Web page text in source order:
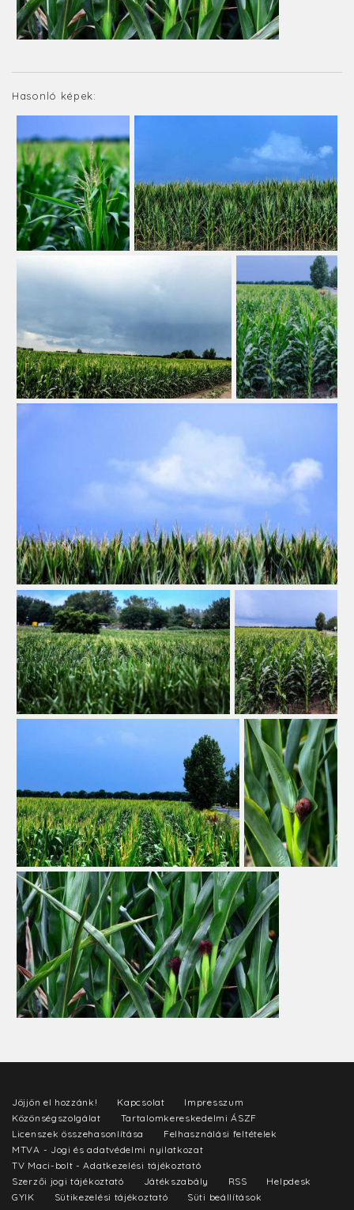
Hasonló képek:
Jöjjön el hozzánk! Kapcsolat
Impresszum
Közönségszolgálat
Tartalomkereskedelmi ÁSZF
Licenszek összehasonlítása
Felhasználási feltételek
MTVA - Jogi és adatvédelmi nyilatkozat
TV Maci-bolt - Adatkezelési tájékoztató
Szerzői jogi tájékoztató
Játékszabály RSS
Helpdesk
GYIK
Sütikezelési tájékoztató Süti beállítások